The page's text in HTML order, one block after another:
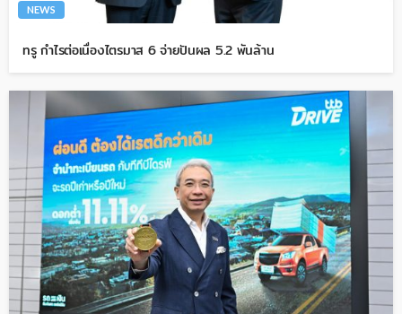
NEWS
ทรู กำไรต่อเนื่องไตรมาส 6 จ่ายปันผล 5.2 พันล้าน